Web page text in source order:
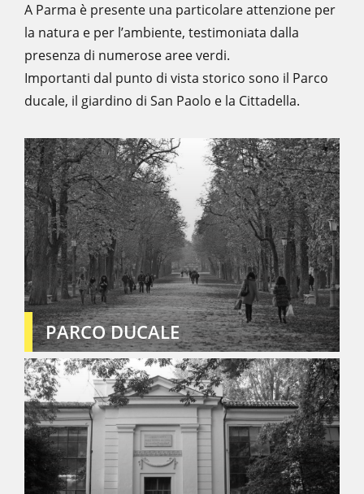
A Parma è presente una particolare attenzione per
la natura e per l’ambiente, testimoniata dalla
presenza di numerose aree verdi.
Importanti dal punto di vista storico sono il Parco
ducale, il giardino di San Paolo e la Cittadella.
PARCO DUCALE